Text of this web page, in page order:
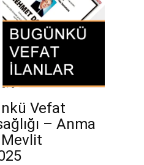
Vefat
– Anma